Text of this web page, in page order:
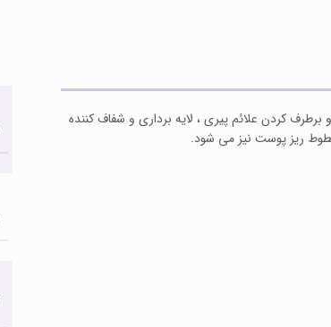
مبارزه با چروک ها و برطرف کردن علائم پیری ، لایه برداری و شفاف کننده
ریز پوست نیز می شود.